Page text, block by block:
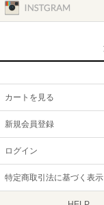
カートを見る
新規会員登録
ログイン
特定商取引法に基づく表示